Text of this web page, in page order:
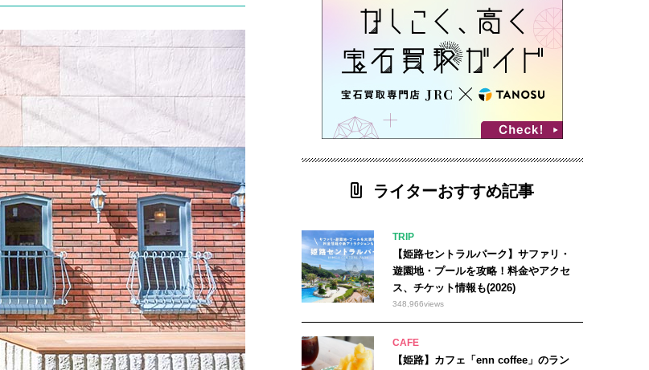
ライターおすすめ記事
TRIP
【姫路セントラルパーク】サファリ・
遊園地・プールを攻略！料金やアクセ
ス、チケット情報も(2026)
348,966views
CAFE
【姫路】カフェ「enn coffee」のラン